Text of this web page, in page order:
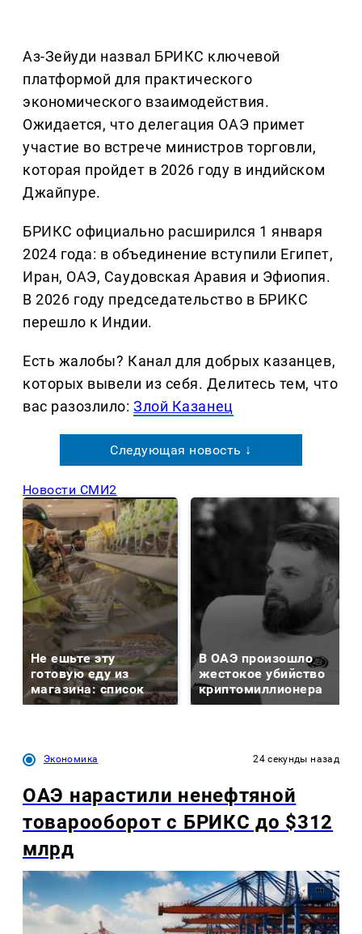
Аз-Зейуди назвал БРИКС ключевой
платформой для практического
экономического взаимодействия.
Ожидается, что делегация ОАЭ примет
участие во встрече министров торговли,
которая пройдет в 2026 году в индийском
Джайпуре.
БРИКС официально расширился 1 января
2024 года: в объединение вступили Египет,
Иран, ОАЭ, Саудовская Аравия и Эфиопия.
В 2026 году председательство в БРИКС
перешло к Индии.
Есть жалобы? Канал для добрых казанцев,
которых вывели из себя. Делитеcь тем, что
вас разозлило:Злой Казанец
Следующая новость ↓
Новости СМИ2
Не ешьте эту
готовую еду из
магазина: список
В ОАЭ произошло
жестокое убийство
криптомиллионера
Экономика 24 секунды назад
ОАЭ нарастили ненефтяной
товарооборот с БРИКС до $312
млрд